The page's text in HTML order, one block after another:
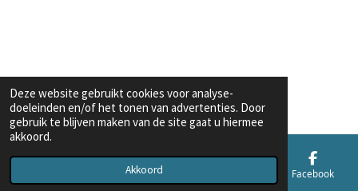
Deze website gebruikt cookies voor analyse-
doeleinden en/of het tonen van advertenties. Door
gebruik te blijven maken van de site gaat u hiermee
akkoord.
Akkoord
Telefoonnummer Facebook